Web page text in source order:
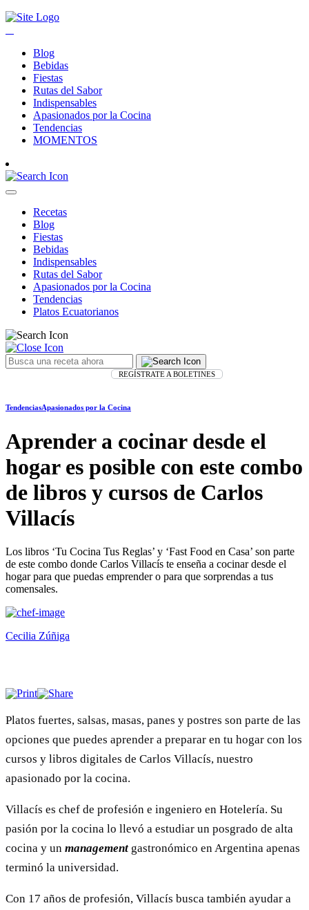
Blog
Bebidas
Fiestas
Rutas del Sabor
Indispensables
Apasionados por la Cocina
Tendencias
MOMENTOS
Recetas
Blog
Fiestas
Bebidas
Indispensables
Rutas del Sabor
Apasionados por la Cocina
Tendencias
Platos Ecuatorianos
REGÍSTRATE A BOLETINES
TendenciasApasionados por la Cocina
Aprender a cocinar desde el
hogar es posible con este combo
de libros y cursos de Carlos
Villacís
Los libros ‘Tu Cocina Tus Reglas’ y ‘Fast Food en Casa’ son parte
de este combo donde Carlos Villacís te enseña a cocinar desde el
hogar para que puedas emprender o para que sorprendas a tus
comensales.
Cecilia Zúñiga
Platos fuertes, salsas, masas, panes y postres son parte de las
opciones que puedes aprender a preparar en tu hogar con los
cursos y libros digitales de Carlos Villacís, nuestro
apasionado por la cocina.
Villacís es chef de profesión e ingeniero en Hotelería. Su
pasión por la cocina lo llevó a estudiar un posgrado de alta
cocina y un management gastronómico en Argentina apenas
terminó la universidad.
Con 17 años de profesión, Villacís busca también ayudar a